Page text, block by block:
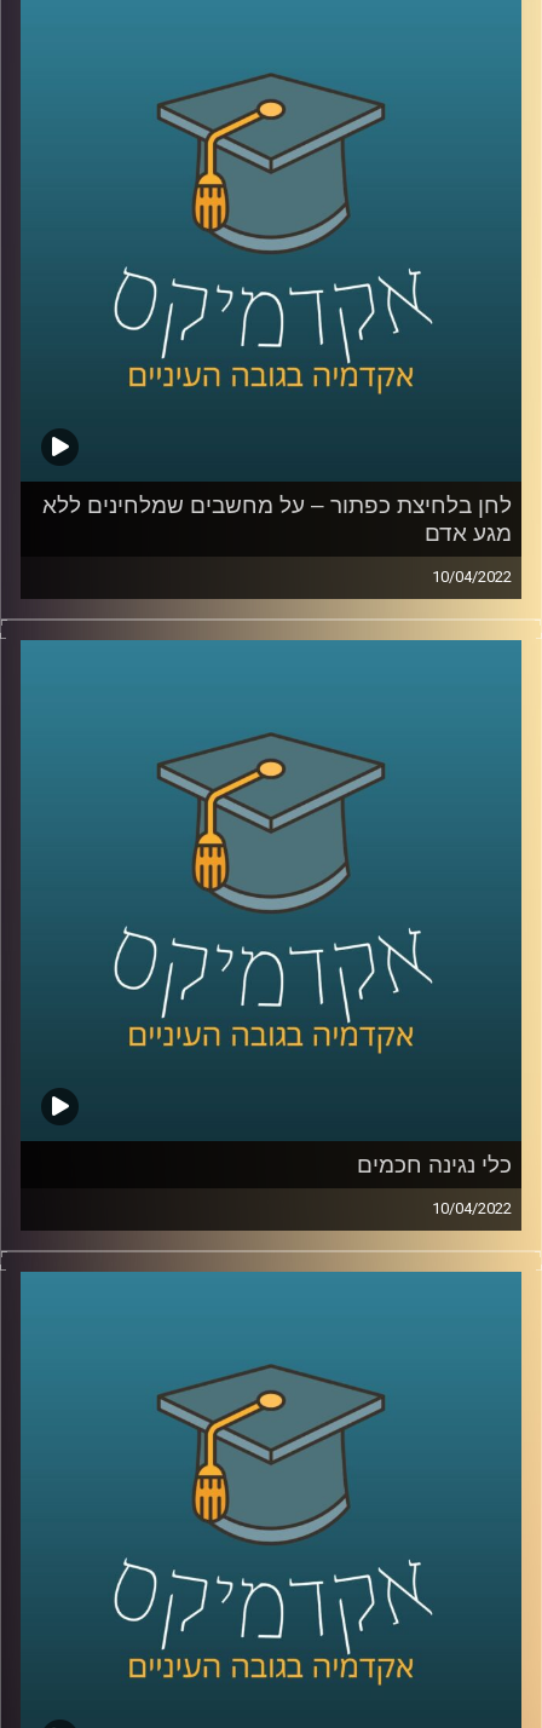
הצבא והחברה בישראל ואת יחסי הצבא התקשורת. בפרק זה
שוחחנו על סיקור האירוע שהיה השבוע בתל אביב ועל יחסי
הצבא והתקשורת בישראל בכלל.
לשיחה על היצג צה"ל בקולנוע ובסדרות –
לשיחה על הצבא והצבאיות בישראל –לחצו כאן
קרדיט תמונות:AudioVersity
לחן בלחיצת כפתור – על מחשבים שמלחינים ללא
מגע אדם
10/04/2022
היום ישנן אפליקציות שמלחינות שירים לבקשתך ללא
התערבות אדם ולהולוגרמה ביפן כבר יש אלפי מאריצים והיא
לשיחה שקיימתי עם ד"ר רויטל הולנדר מבית הספר ליזמות כאן
באוניברסיטת רייכמן.
לשיחה עם ד"ר רויטל הולנדר על יזמות מוזיקאלית –
לשיחה עם ד"ר רויטל הולנדר על כלי נגינה חכמים –
קרדיט תמונות:AudioVersity
כלי נגינה חכמים
10/04/2022
דמיינו שהייתם יכולים לקבל כלי נגינה שבחיים לא ראיתם ותוך
5 דקות כבר לדעת איך לנגן בו שירים. עכשיו אתם יכולים
לשיחה עם ד"ר רויטל הולנדר מבית הספר ליזמות כאן
באוניברסיטת רייכמן.
לשיחה עם ד"ר רויטל הולנדר על יזמות מוזיקאלית –
לשיחה עם ד"ר רויטל הולנדר על מחשבים שמלחינים מוזיקה
בלחיצת כפתור – לחצו כאן
קרדיט תמונות:AudioVersity